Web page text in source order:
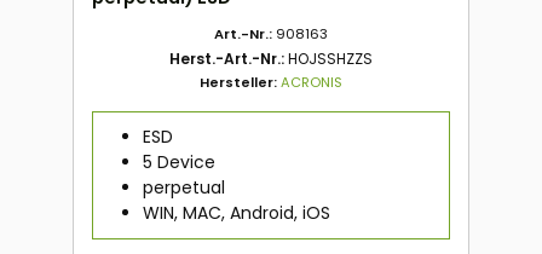
Art.-Nr.: 908163
Herst.-Art.-Nr.:HOJSSHZZS
Hersteller:ACRONIS
ESD
5 Device
perpetual
WIN, MAC, Android, iOS